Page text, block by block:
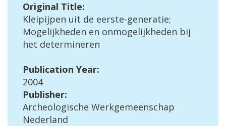
Original Title:
Kleipijpen uit de eerste-generatie;
Mogelijkheden en onmogelijkheden bij
het determineren
Publication Year:
2004
Publisher:
Archeologische Werkgemeenschap
Nederland